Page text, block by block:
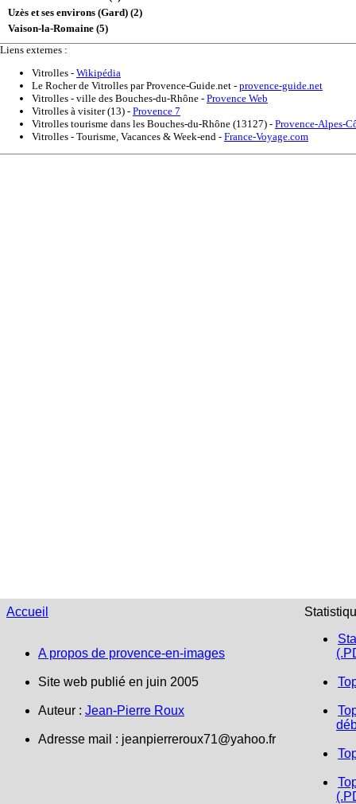
Uzès et ses environs (Gard) (2)
Vaison-la-Romaine (5)
Liens externes :
Vitrolles - Wikipédia
Le Rocher de Vitrolles par Provence-Guide.net - provence-guide.net
Vitrolles - ville des Bouches-du-Rhône - Provence Web
Vitrolles à visiter (13) - Provence 7
Vitrolles tourisme dans les Bouches-du-Rhône (13127) - Provence-Alpes-
Vitrolles - Tourisme, Vacances & Week-end - France-Voyage.com
Accueil
A propos de provence-en-images
Site web publié en juin 2005
Auteur : Jean-Pierre Roux
Adresse mail : jeanpierreroux71@yahoo.fr